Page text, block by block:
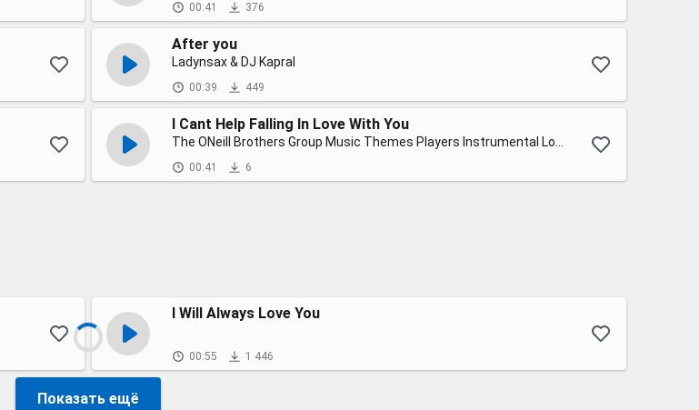
00:41 376
After you
Ladynsax & DJ Kapral
00:39 449
I Cant Help Falling In Love With You
00:41 6
I Will Always Love You
00:55 1 446
Показать ещё